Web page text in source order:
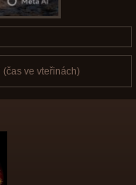
(čas ve vteřinách)